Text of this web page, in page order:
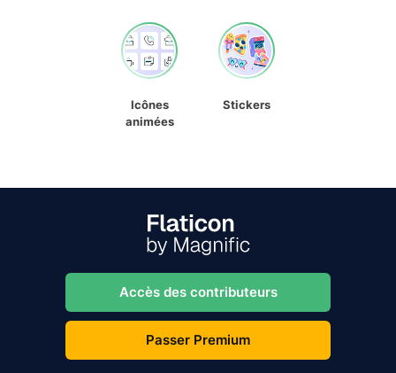
Icônes
animées
Stickers
Accès des contributeurs
Passer Premium